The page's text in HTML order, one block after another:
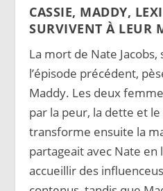
CASSIE, MADDY,
SURVIVENT À LEUR
La mort de Nate
l’épisode précédent,
Maddy. Les deux
par la peur, la dette et le
transforme ensuite la
partageait avec Nate en
accueillir des